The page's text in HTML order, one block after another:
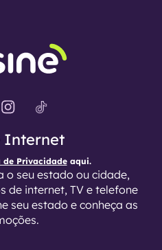
Internet
de Privacidadeaqui.
o seu estado ou cidade,
de internet, TV e telefone
seu estado e conheça as